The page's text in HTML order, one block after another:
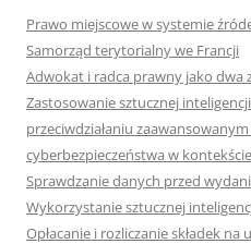
Prawo miejscowe w systemie
Samorząd terytorialny we Francji
Adwokat i radca prawny jako dwa
Zastosowanie sztucznej
przeciwdziałaniu
cyberbezpieczeństwa w
Sprawdzanie danych przed
Wykorzystanie sztucznej
Opłacanie i rozliczanie składek na